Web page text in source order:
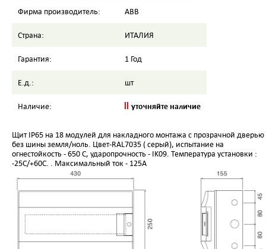
Фирма производитель: ABB
Страна: ИТАЛИЯ
Гарантия: 1 Год
Е.д.: шт
Наличие: уточняйте наличие
Щит IP65 на 18 модулей для накладного монтажа с прозрачной дверью
без шины земля/ноль. Цвет-RAL7035 ( серый), испытание на
огнестойкость - 650 С, ударопрочность - IK09. Температура установки :
-25C/+60C. . Максимальный ток - 125А